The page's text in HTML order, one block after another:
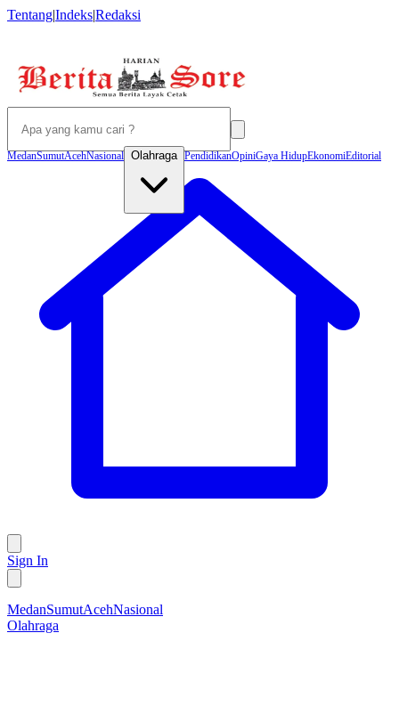
Tentang|Indeks|Redaksi
MedanSumutAcehNasional Olahraga PendidikanOpiniGaya HidupEkonomiEditorial
Sign In
MedanSumutAcehNasional
Olahraga